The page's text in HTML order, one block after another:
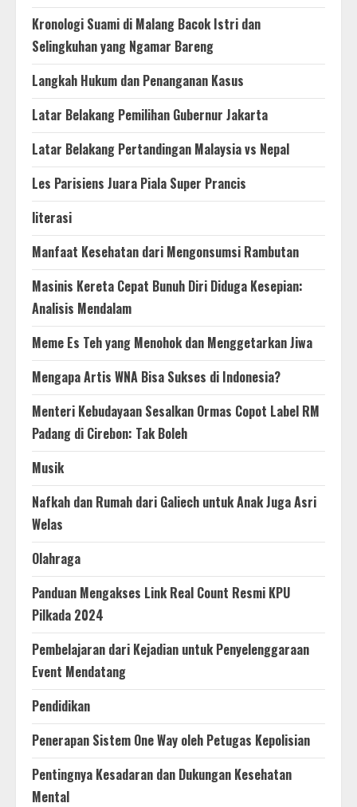
Kronologi Suami di Malang Bacok Istri dan
Selingkuhan yang Ngamar Bareng
Langkah Hukum dan Penanganan Kasus
Latar Belakang Pemilihan Gubernur Jakarta
Latar Belakang Pertandingan Malaysia vs Nepal
Les Parisiens Juara Piala Super Prancis
literasi
Manfaat Kesehatan dari Mengonsumsi Rambutan
Masinis Kereta Cepat Bunuh Diri Diduga Kesepian:
Analisis Mendalam
Meme Es Teh yang Menohok dan Menggetarkan Jiwa
Mengapa Artis WNA Bisa Sukses di Indonesia?
Menteri Kebudayaan Sesalkan Ormas Copot Label RM
Padang di Cirebon: Tak Boleh
Musik
Nafkah dan Rumah dari Galiech untuk Anak Juga Asri
Welas
Olahraga
Panduan Mengakses Link Real Count Resmi KPU
Pilkada 2024
Pembelajaran dari Kejadian untuk Penyelenggaraan
Event Mendatang
Pendidikan
Penerapan Sistem One Way oleh Petugas Kepolisian
Pentingnya Kesadaran dan Dukungan Kesehatan
Mental